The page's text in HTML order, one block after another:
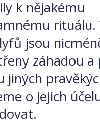
k nějakému
rituálu.
jsou
záhadou a
jiných
o jejich